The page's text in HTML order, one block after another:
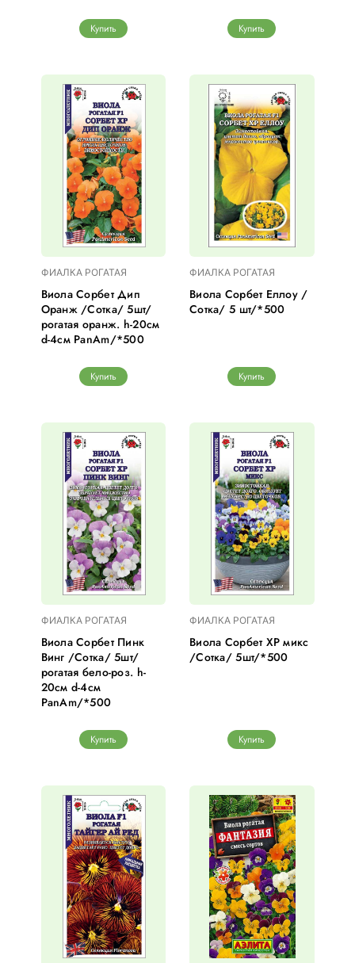
Купить Купить
ФИАЛКА РОГАТАЯ
Виола Сорбет Дип
Оранж /Сотка/ 5шт/
рогатая оранж. h-20см
d-4см PanAm/*500
Купить
ФИАЛКА РОГАТАЯ
Виола Сорбет Еллоу /
Сотка/ 5 шт/*500
Купить
ФИАЛКА РОГАТАЯ
Виола Сорбет Пинк
Винг /Сотка/ 5шт/
рогатая бело-роз. h-
20см d-4см
PanAm/*500
Купить
ФИАЛКА РОГАТАЯ
Виола Сорбет ХР микс
/Сотка/ 5шт/*500
Купить